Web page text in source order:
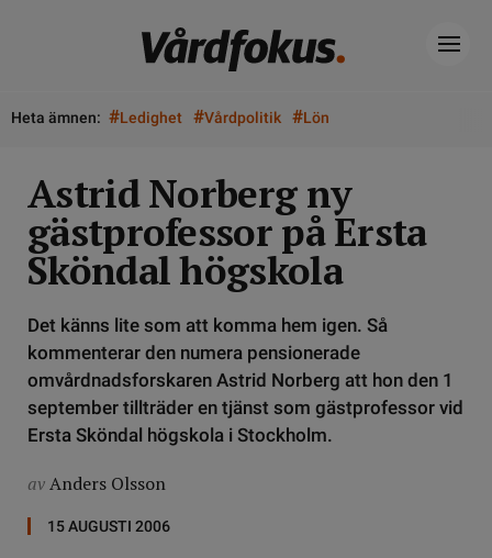
Heta ämnen: #Ledighet #Vårdpolitik #Lön
Astrid Norberg ny
gästprofessor på Ersta
Sköndal högskola
Det känns lite som att komma hem igen. Så
kommenterar den numera pensionerade
omvårdnadsforskaren Astrid Norberg att hon den 1
september tillträder en tjänst som gästprofessor vid
Ersta Sköndal högskola i Stockholm.
avAnders Olsson
15 AUGUSTI 2006